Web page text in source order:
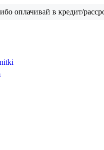
оплачивай в кредит/